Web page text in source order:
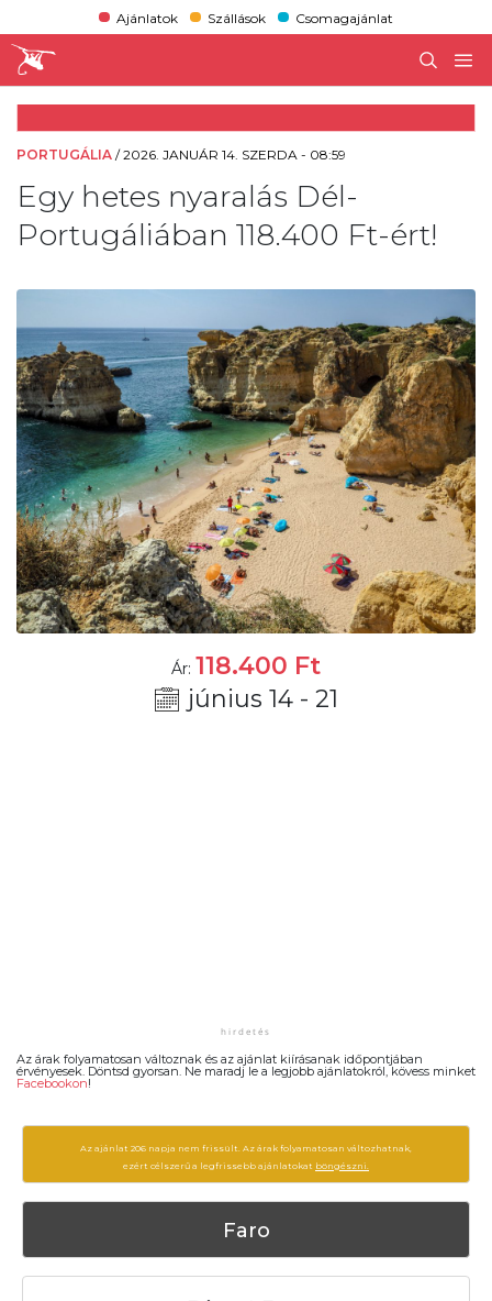
Ajánlatok Szállások Csomagajánlat
PORTUGÁLIA /2026. JANUÁR 14. SZERDA - 08:59
Egy hetes nyaralás Dél-
Portugáliában 118.400 Ft-ért!
Ár: 118.400 Ft
június 14 - 21
Az árak folyamatosan változnak és az ajánlat kiírásanak időpontjában
érvényesek. Döntsd gyorsan. Ne maradj le a legjobb ajánlatokról, kövess minket
Facebookon!
Az ajánlat 206 napja nem frissült. Az árak folyamatosan változhatnak,
ezért célszerű a legfrissebb ajánlatokat böngészni.
Faro